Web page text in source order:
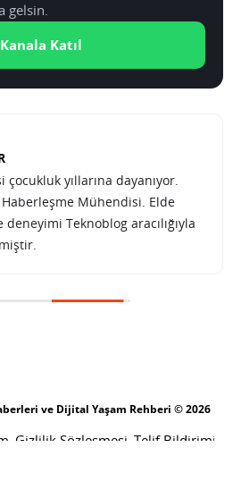
gelsin.
Kanala Katıl
yıllarına dayanıyor.
Mühendisi. Elde
Teknoblog aracılığıyla
ve Dijital Yaşam Rehberi © 2026
Gizlilik Sözleşmesi Telif Bildirimi